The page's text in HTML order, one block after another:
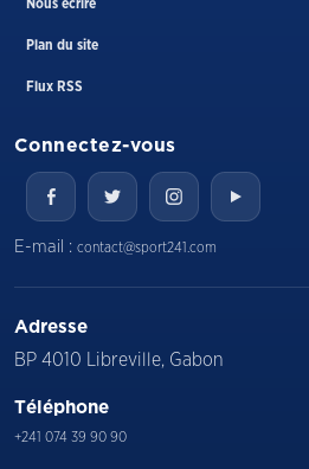
Nous écrire
Plan du site
Flux RSS
Connectez-vous
E-mail : contact@sport241.com
Adresse
BP 4010 Libreville, Gabon
Téléphone
+241 074 39 90 90